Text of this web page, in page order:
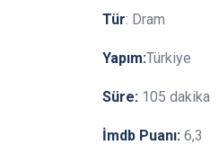
Tür: Dram
Yapım:Türkiye
Süre: 105 dakika
İmdb Puanı: 6,3